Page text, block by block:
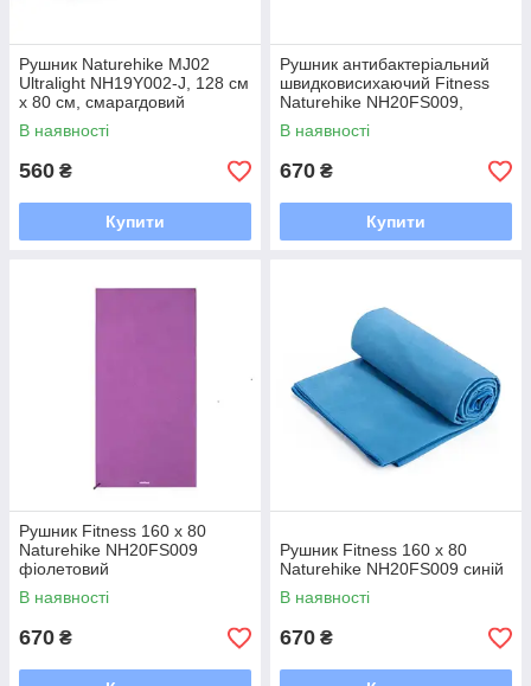
Рушник Naturehike MJ02
Ultralight NH19Y002-J, 128 см
х 80 см, смарагдовий
В наявності
560 ₴
Купити
Рушник антибактеріальний
швидковисихаючий Fitness
Naturehike NH20FS009,
160*80, чорний
В наявності
670 ₴
Купити
Рушник Fitness 160 х 80
Naturehike NH20FS009
фіолетовий
В наявності
670 ₴
Рушник Fitness 160 х 80
Naturehike NH20FS009 синій
В наявності
670 ₴